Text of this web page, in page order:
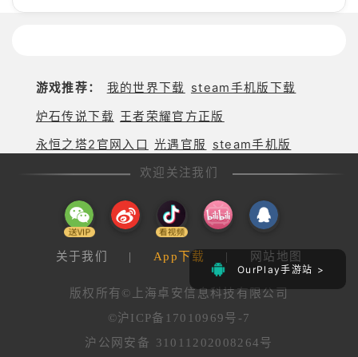
OurPlay手游站 >
游戏推荐： 我的世界下载 steam手机版下载
炉石传说下载 王者荣耀官方正版
永恒之塔2官网入口
光遇官服
steam手机版
欢迎关注我们
关于我们 | App下载 | 网站地图
版权所有©上海卓安信息科技有限公司
©沪ICP备17010969号-7
沪公网安备 31011202008264号